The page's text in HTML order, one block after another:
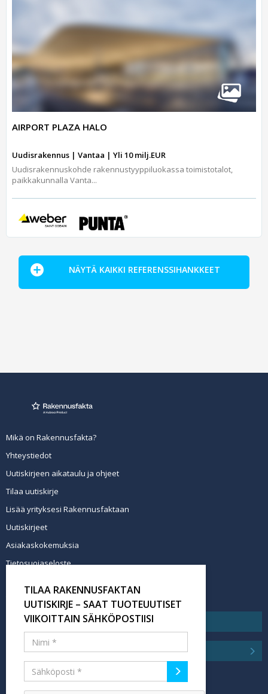
AIRPORT PLAZA HALO
Uudisrakennus | Vantaa | Yli 10 milj.EUR
Uudisrakennuskohde rakennustyyppiluokassa toimistotalot,
paikkakunnalla Vanta...
NÄYTÄ KAIKKI REFERENSSIHANKKEET
Mikä on Rakennusfakta?
Yhteystiedot
Uutiskirjeen aikataulu ja ohjeet
Tilaa uutiskirje
Lisää yrityksesi Rakennusfaktaan
Uutiskirjeet
Asiakaskokemuksia
Tietosuojaseloste
Tilaa uutiskirje
TILAA RAKENNUSFAKTAN
UUTISKIRJE – SAAT TUOTEUUTISET
VIIKOITTAIN SÄHKÖPOSTIISI